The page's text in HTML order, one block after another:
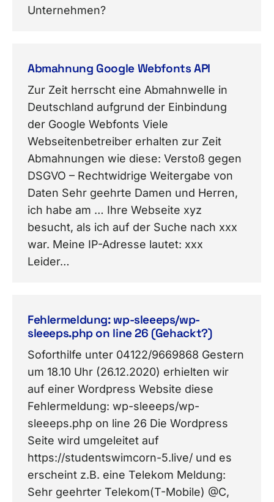
Unternehmen?
Abmahnung Google Webfonts API
Zur Zeit herrscht eine Abmahnwelle in
Deutschland aufgrund der Einbindung
der Google Webfonts Viele
Webseitenbetreiber erhalten zur Zeit
Abmahnungen wie diese: Verstoß gegen
DSGVO – Rechtwidrige Weitergabe von
Daten Sehr geehrte Damen und Herren,
ich habe am … Ihre Webseite xyz
besucht, als ich auf der Suche nach xxx
war. Meine IP-Adresse lautet: xxx
Leider…
Fehlermeldung: wp-sleeeps/wp-
sleeeps.php on line 26 (Gehackt?)
Soforthilfe unter 04122/9669868 Gestern
um 18.10 Uhr (26.12.2020) erhielten wir
auf einer Wordpress Website diese
Fehlermeldung: wp-sleeeps/wp-
sleeeps.php on line 26 Die Wordpress
Seite wird umgeleitet auf
https://studentswimcorn-5.live/ und es
erscheint z.B. eine Telekom Meldung:
Sehr geehrter Telekom(T-Mobile) @C,